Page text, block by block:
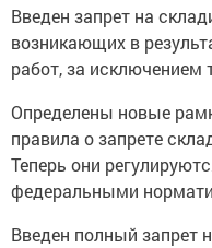
Введен запрет на
возникающих в
работ, за исключением
Определены новые
правила о запрете
Теперь они
федеральными
Введен полный запрет